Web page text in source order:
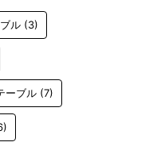
ル (3)
ーブル (7)